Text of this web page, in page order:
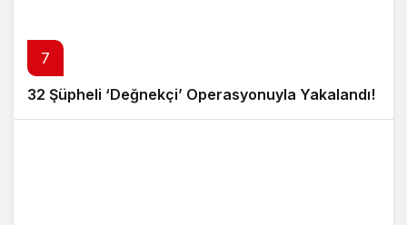
7
32 Şüpheli ‘Değnekçi’ Operasyonuyla Yakalandı!